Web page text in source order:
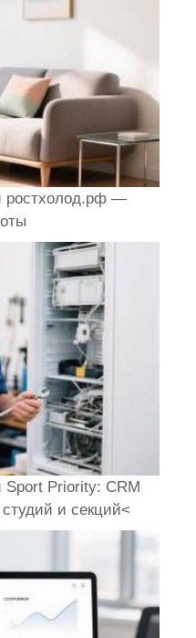
ростхолод.рф —
Priority: CRM
и секций<